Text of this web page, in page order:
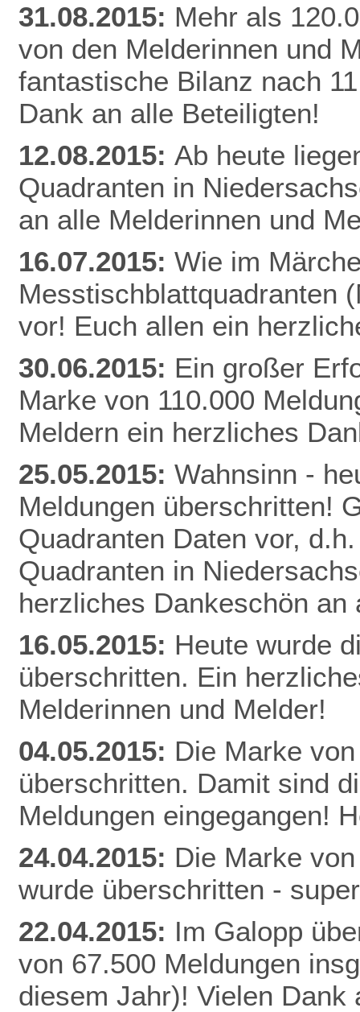
31.08.2015: Mehr als
von den Melderinnen und
fantastische Bilanz nach
Dank an alle Beteiligten!
12.08.2015: Ab heute
Quadranten in
an alle Melderinnen und
16.07.2015: Wie im
Messtischblattquadranten
vor! Euch allen ein
30.06.2015: Ein großer
Marke von 110.000
Meldern ein herzliches
25.05.2015: Wahnsinn -
Meldungen überschritten!
Quadranten Daten vor,
Quadranten in
herzliches Dankeschön
16.05.2015: Heute wurde
überschritten. Ein
Melderinnen und Melder!
04.05.2015: Die Marke
überschritten. Damit sind
Meldungen eingegangen!
24.04.2015: Die Marke
wurde überschritten -
22.04.2015: Im Galopp
von 67.500 Meldungen
diesem Jahr)! Vielen